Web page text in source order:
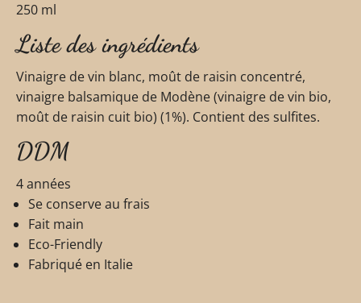
250 ml
Liste des ingrédients
Vinaigre de vin blanc, moût de raisin concentré,
vinaigre balsamique de Modène (vinaigre de vin bio,
moût de raisin cuit bio) (1%). Contient des sulfites.
DDM
4 années
Se conserve au frais
Fait main
Eco-Friendly
Fabriqué en Italie